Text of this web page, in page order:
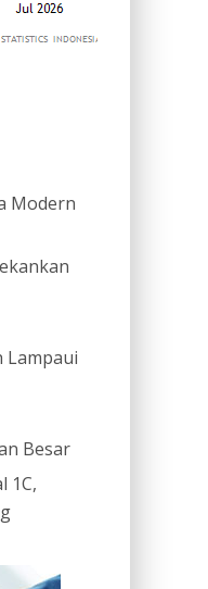
Modern
Besar
1C,